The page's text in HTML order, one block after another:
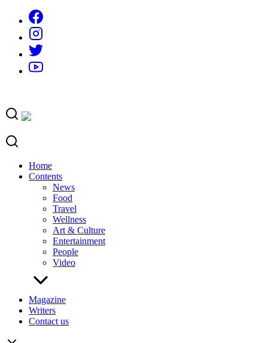
content
Home
Contents
News
Food
Travel
Wellness
Art & Culture
Entertainment
People
Video
Magazine
Writers
Contact us